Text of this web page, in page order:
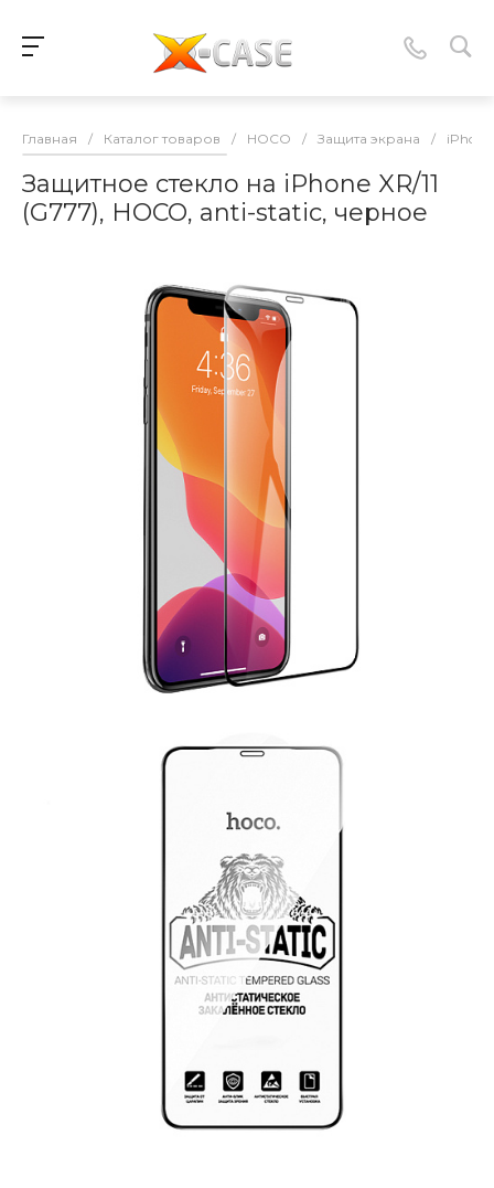
Главная / Каталог товаров / HOCO / Защита экрана / iPhone
Защитное стекло на iPhone XR/11
(G777), HOCO, anti-static, черное